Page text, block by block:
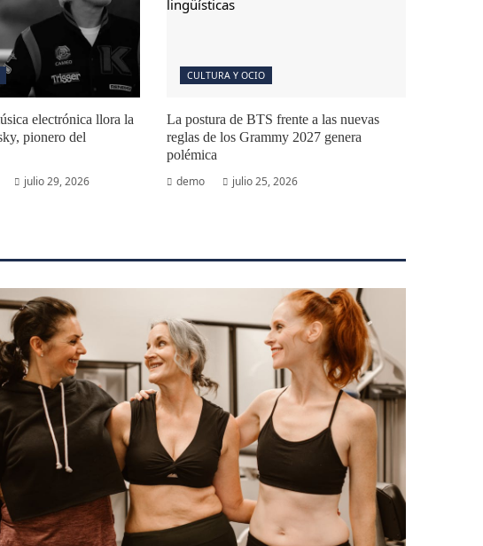
electrónica llora la
pionero del
julio 29, 2026
CULTURA Y OCIO
La postura de BTS frente a las nuevas
reglas de los Grammy 2027 genera
polémica
demo
julio 25, 2026